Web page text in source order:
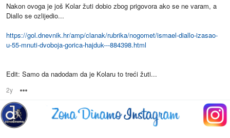
Nakon ovoga je još Kolar žuti dobio zbog prigovora ako se ne varam, a
Diallo se ozlijedio...
https://gol.dnevnik.hr/amp/clanak/rubrika/nogomet/ismael-diallo-izasao-
u-55-mnuti-dvoboja-gorica-hajduk---884398.html
Edit: Samo da nadodam da je Kolaru to treći žuti...
2y